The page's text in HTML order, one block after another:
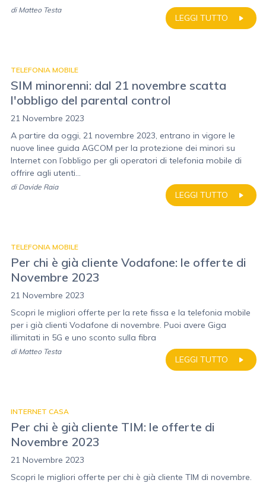
LEGGI TUTTO
di Matteo Testa
TELEFONIA MOBILE
SIM minorenni: dal 21 novembre scatta
l'obbligo del parental control
21 Novembre 2023
A partire da oggi, 21 novembre 2023, entrano in vigore le
nuove linee guida AGCOM per la protezione dei minori su
Internet con l’obbligo per gli operatori di telefonia mobile di
offrire agli utenti...
LEGGI TUTTO
di Davide Raia
TELEFONIA MOBILE
Per chi è già cliente Vodafone: le offerte di
Novembre 2023
21 Novembre 2023
Scopri le migliori offerte per la rete fissa e la telefonia mobile
per i già clienti Vodafone di novembre. Puoi avere Giga
illimitati in 5G e uno sconto sulla fibra
LEGGI TUTTO
di Matteo Testa
INTERNET CASA
Per chi è già cliente TIM: le offerte di
Novembre 2023
21 Novembre 2023
Scopri le migliori offerte per chi è già cliente TIM di novembre.